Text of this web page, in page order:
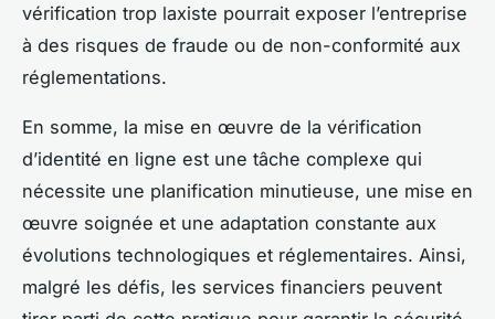
vérification trop laxiste pourrait exposer l’entreprise
à des risques de fraude ou de non-conformité aux
réglementations.
En somme, la mise en œuvre de la vérification
d’identité en ligne est une tâche complexe qui
nécessite une planification minutieuse, une mise en
œuvre soignée et une adaptation constante aux
évolutions technologiques et réglementaires. Ainsi,
malgré les défis, les services financiers peuvent